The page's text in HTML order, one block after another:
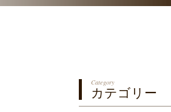
Category
カテゴリー